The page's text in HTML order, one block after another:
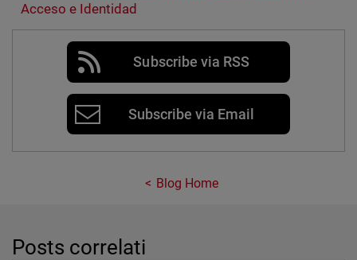
Acceso e Identidad
Subscribe via RSS
Subscribe via Email
Blog Home
Posts correlati